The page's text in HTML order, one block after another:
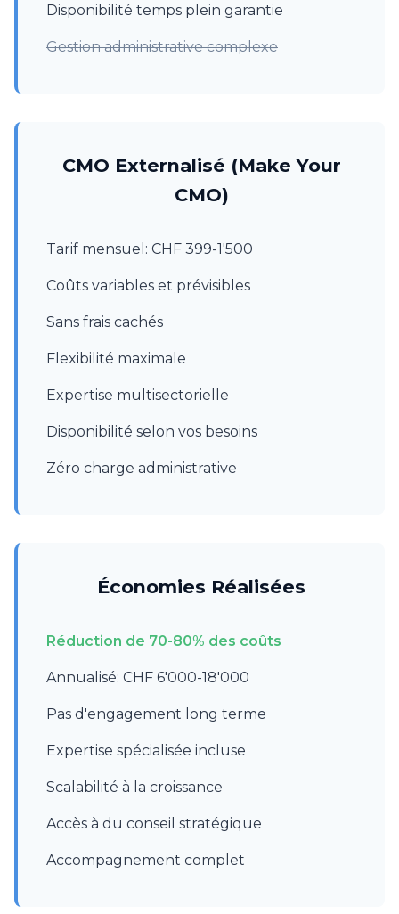
Disponibilité temps plein garantie
Gestion administrative complexe
CMO Externalisé (Make Your
CMO)
Tarif mensuel: CHF 399-1'500
Coûts variables et prévisibles
Sans frais cachés
Flexibilité maximale
Expertise multisectorielle
Disponibilité selon vos besoins
Zéro charge administrative
Économies Réalisées
Réduction de 70-80% des coûts
Annualisé: CHF 6'000-18'000
Pas d'engagement long terme
Expertise spécialisée incluse
Scalabilité à la croissance
Accès à du conseil stratégique
Accompagnement complet